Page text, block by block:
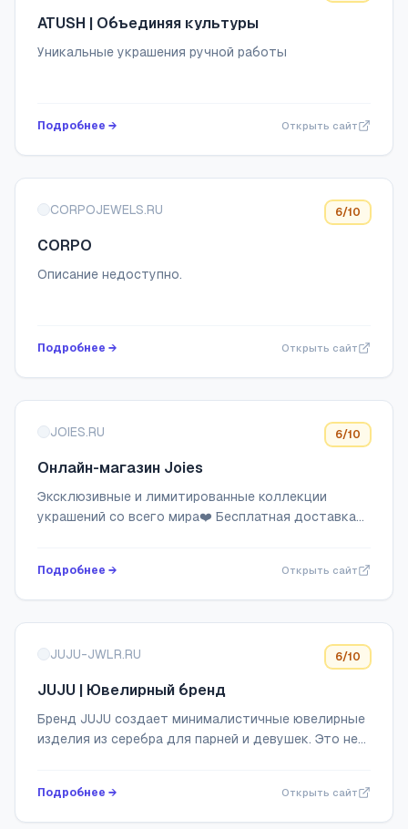
ATUSH | Объединяя культуры
Уникальные украшения ручной работы
Подробнее → Открыть сайт
CORPOJEWELS.RU 6/10
CORPO
Описание недоступно.
Подробнее → Открыть сайт
JOIES.RU 6/10
Онлайн-магазин Joies
Эксклюзивные и лимитированные коллекции
украшений со всего мира❤️ Бесплатная доставка
Подробнее → Открыть сайт
JUJU-JWLR.RU 6/10
JUJU | Ювелирный бренд
Бренд JUJU создает минималистичные ювелирные
изделия из серебра для парней и девушек. Это не
Подробнее → Открыть сайт